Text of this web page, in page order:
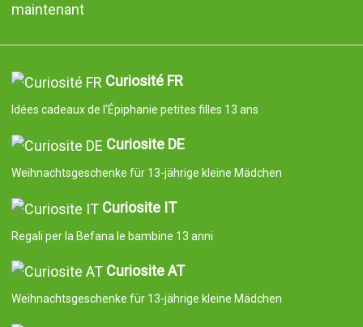
maintenant
Curiosité FR
Idées cadeaux de l'Épiphanie petites filles 13 ans
Curiosite DE
Weihnachtsgeschenke für 13-jährige kleine Mädchen
Curiosite IT
Regali per la Befana le bambine 13 anni
Curiosite AT
Weihnachtsgeschenke für 13-jährige kleine Mädchen